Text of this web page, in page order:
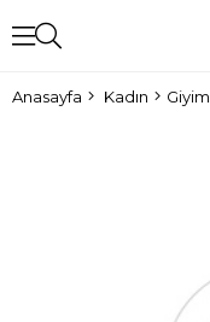
Anasayfa Kadın Giyim